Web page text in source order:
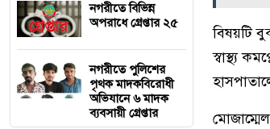
নগরীতে বিভিন্ন
অপরাধে গ্রেপ্তার ২৫
নগরীতে পুলিশের
পৃথক মাদকবিরোধী
অভিযানে ৬ মাদক
ব্যবসায়ী গ্রেপ্তার
বিষয়টি
স্বাস্থ্য